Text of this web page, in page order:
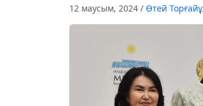
12 маусым, 2024 / Өтей